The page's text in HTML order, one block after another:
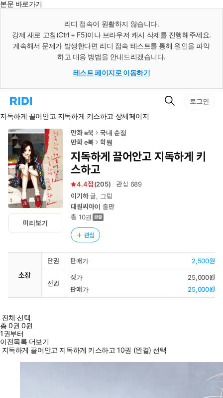
본문 바로가기
리디 접속이 원활하지 않습니다.
강제 새로 고침(Ctrl + F5)이나 브라우저 캐시 삭제를 진행해주세요.
계속해서 문제가 발생한다면 리디 접속 테스트를 통해 원인을 파악
하고 대응 방법을 안내드리겠습니다.
테스트 페이지로 이동하기
리
홈
로
이
동
검
로그인
지독하게 끌어안고 지독하게 키스하고 상세페이지
미리보기
만화 e북
국내 순정
만화 e북
학원
지독하게 끌어안고 지독하게 키
스하고
4.4 (205) 관심 689
이기하글, 그림
대원씨아이 출판
총 10권
관심
소장
단권 판매가 2,500원
전권
정가
25,000원
판매가
25,000원
전체 선택
총0권 0원
1권부터
이전목록 더보기
지독하게 끌어안고 지독하게 키스하고 10권 (완결) 선택